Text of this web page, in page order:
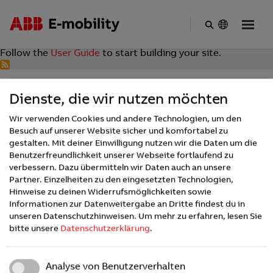
Dienste, die wir nutzen möchten
Wir verwenden Cookies und andere Technologien, um den
Besuch auf unserer Website sicher und komfortabel zu
gestalten. Mit deiner Einwilligung nutzen wir die Daten um die
Benutzerfreundlichkeit unserer Webseite fortlaufend zu
verbessern. Dazu übermitteln wir Daten auch an unsere
Partner. Einzelheiten zu den eingesetzten Technologien,
Hinweise zu deinen Widerrufsmöglichkeiten sowie
Informationen zur Datenweitergabe an Dritte findest du in
unseren Datenschutzhinweisen. Um mehr zu erfahren, lesen Sie
bitte unsere Datenschutzerklärung.
Analyse von Benutzerverhalten
to
main
content
Follow theUser Guideto start building your site.
Footer
INDUSTRIES
COMPANY